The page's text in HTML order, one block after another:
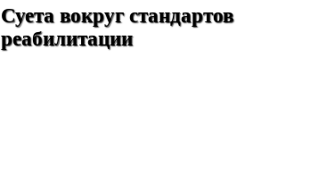
Суета вокруг стандартов
реабилитации